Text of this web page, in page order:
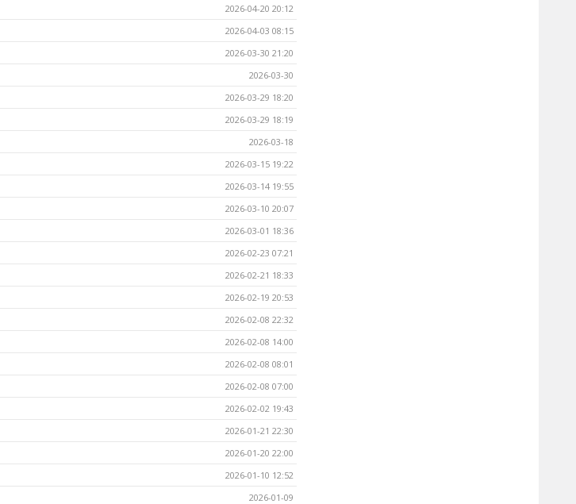
2026-04-20 20:12
2026-04-03 08:15
2026-03-30 21:20
2026-03-30
2026-03-29 18:20
2026-03-29 18:19
2026-03-18
2026-03-15 19:22
2026-03-14 19:55
2026-03-10 20:07
2026-03-01 18:36
2026-02-23 07:21
2026-02-21 18:33
2026-02-19 20:53
2026-02-08 22:32
2026-02-08 14:00
2026-02-08 08:01
2026-02-08 07:00
2026-02-02 19:43
2026-01-21 22:30
2026-01-20 22:00
2026-01-10 12:52
2026-01-09